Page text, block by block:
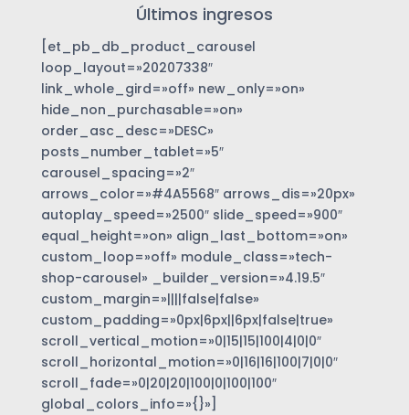
Últimos ingresos
[et_pb_db_product_carousel
loop_layout=»20207338″
link_whole_gird=»off» new_only=»on»
hide_non_purchasable=»on»
order_asc_desc=»DESC»
posts_number_tablet=»5″
carousel_spacing=»2″
arrows_color=»#4A5568″ arrows_dis=»20px»
autoplay_speed=»2500″ slide_speed=»900″
equal_height=»on» align_last_bottom=»on»
custom_loop=»off» module_class=»tech-
shop-carousel» _builder_version=»4.19.5″
custom_margin=»||||false|false»
custom_padding=»0px|6px||6px|false|true»
scroll_vertical_motion=»0|15|15|100|4|0|0″
scroll_horizontal_motion=»0|16|16|100|7|0|0″
scroll_fade=»0|20|20|100|0|100|100″
global_colors_info=»{}»]